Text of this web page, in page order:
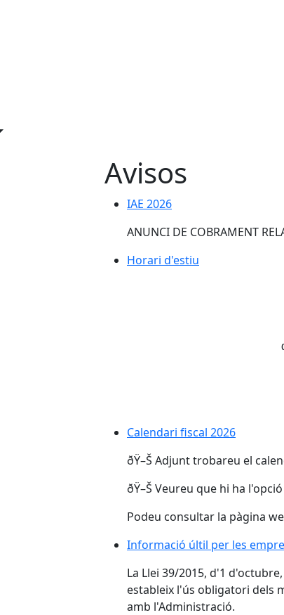
Avisos
IAE 2026
ANUNCI DE COBRAMENT
Horari d'estiu
Calendari fiscal 2026
Calendari fiscal 2026
ðŸ–Š️ Adjunt trobareu el
ðŸ–Š️ Veureu que hi ha
Podeu consultar la pàgina
Informació últil per les
La Llei 39/2015, d'1
estableix l'ús obligatori dels
amb l'Administració.